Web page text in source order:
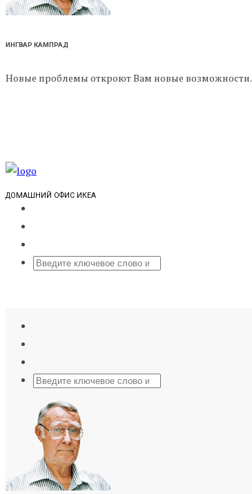
ИНГВАР КАМПРАД
Новые проблемы откроют Вам новые возможности.
ДОМАШНИЙ ОФИС ИКЕА